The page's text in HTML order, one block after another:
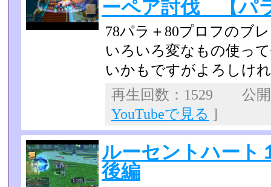
ーペア討伐 【パ
78パラ＋80プロフのブ
いろいろ変なもの使っ
いかもですがよろしけ
再生回数：1529 公
YouTubeで見る ]
ルーセントハート
後編